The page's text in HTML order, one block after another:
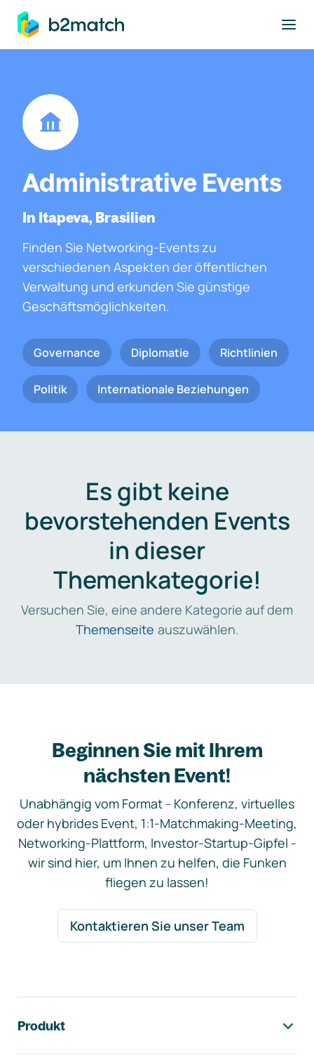
springen
Administrative Events
In Itapeva, Brasilien
Finden Sie Networking-Events zu
verschiedenen Aspekten der öffentlichen
Verwaltung und erkunden Sie günstige
Geschäftsmöglichkeiten.
Governance Diplomatie Richtlinien
Politik Internationale Beziehungen
Es gibt keine
bevorstehenden Events
in dieser
Themenkategorie!
Versuchen Sie, eine andere Kategorie auf dem
Themenseite auszuwählen.
Beginnen Sie mit Ihrem
nächsten Event!
Unabhängig vom Format - Konferenz, virtuelles
oder hybrides Event, 1:1-Matchmaking-Meeting,
Networking-Plattform, Investor-Startup-Gipfel -
wir sind hier, um Ihnen zu helfen, die Funken
fliegen zu lassen!
Kontaktieren Sie unser Team
Produkt